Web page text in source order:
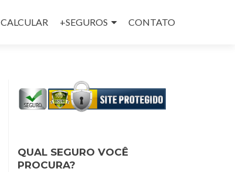
CALCULAR +SEGUROS CONTATO
QUAL SEGURO VOCÊ
PROCURA?